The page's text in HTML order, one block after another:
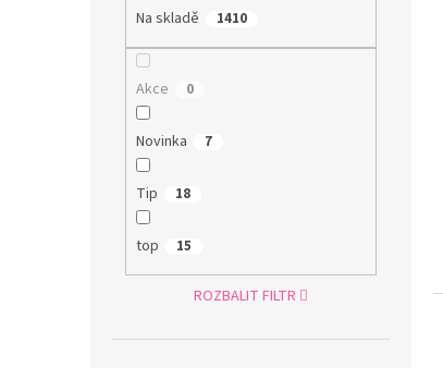
Na skladě 1410
Akce 0
Novinka 7
Tip 18
top 15
ROZBALIT FILTR